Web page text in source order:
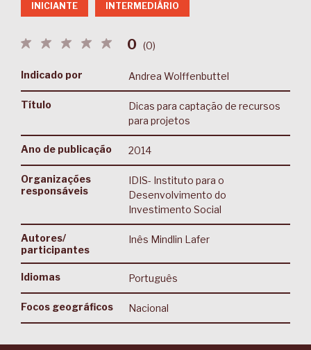
INICIANTE INTERMEDIÁRIO
0 (0)
Indicado por Andrea Wolffenbuttel
Título
Dicas para captação de recursos
para projetos
Ano de publicação 2014
Organizações
responsáveis
IDIS- Instituto para o
Desenvolvimento do
Investimento Social
Autores/
participantes
Inês Mindlin Lafer
Idiomas Português
Focos geográficos Nacional